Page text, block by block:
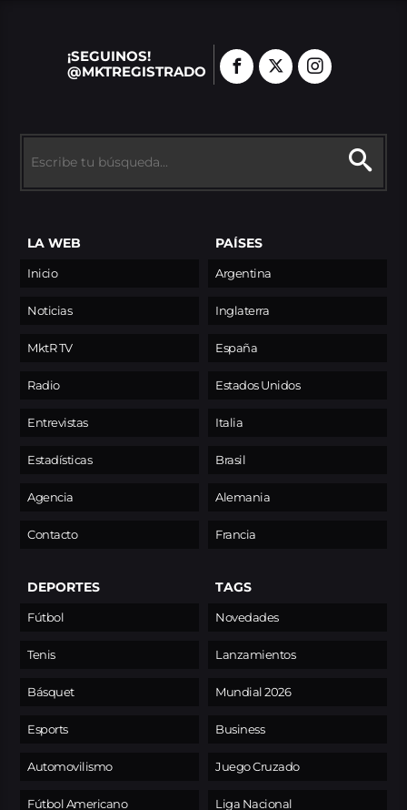
¡SEGUINOS!
@MKTREGISTRADO
LA WEB
Inicio
Noticias
MktR TV
Radio
Entrevistas
Estadísticas
Agencia
Contacto
PAÍSES
Argentina
Inglaterra
España
Estados Unidos
Italia
Brasil
Alemania
Francia
DEPORTES
Fútbol
Tenis
Básquet
Esports
Automovilismo
Fútbol Americano
TAGS
Novedades
Lanzamientos
Mundial 2026
Business
Juego Cruzado
Liga Nacional